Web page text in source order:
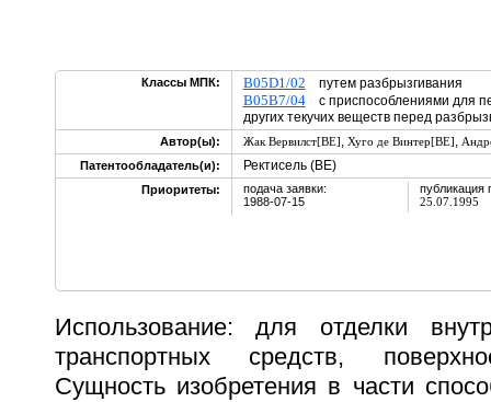
Классы МПК: B05D1/02 путем разбрызгивания
B05B7/04с приспособлениями для
других текучих веществ перед
Автор(ы): Жак Вервилст[BE], Хуго де Винтер[BE],
Патентообладатель(и):
Ректисель (BE)
Приоритеты:
подача заявки:
1988-07-15
публикация
25.07.1995
Использование: для отделки
транспортных средств,
Сущность изобретения в части